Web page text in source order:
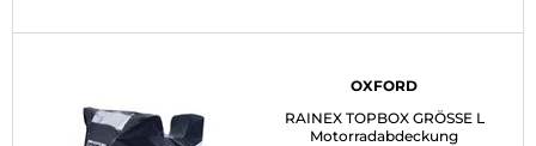
OXFORD
RAINEX TOPBOX GRÖSSE L
Motorradabdeckung